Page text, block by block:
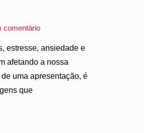
comentário
estresse, ansiedade e
afetando a nossa
uma apresentação, é
que